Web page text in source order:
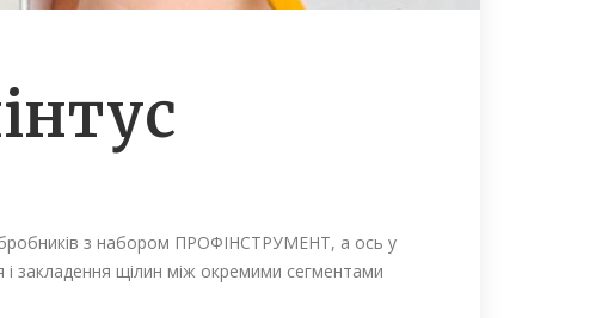
з набором ПРОФІНСТРУМЕНТ, а ось у
і закладення щілин між окремими сегментами